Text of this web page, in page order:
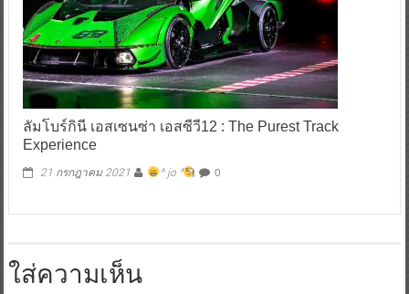
ลัมโบร์กินี เอสเซนซ่า เอสซีวี12 : The Purest Track
Experience
21 กรกฎาคม 2021 ^ jo ^ 0
ใส่ความเห็น